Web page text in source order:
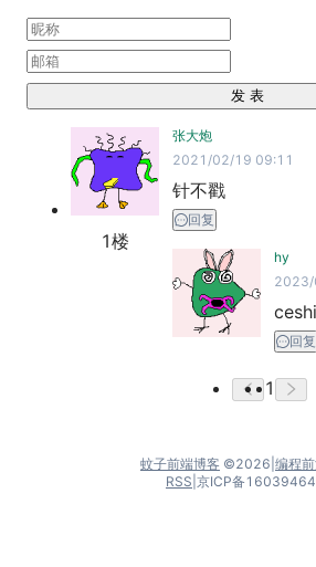
发 表
1楼
张大炮
2021/02/19 09:11
针不戳
回复
hy
ceshi
回复
1
蚊子前端博客 ©2026 编程
RSS 京ICP备